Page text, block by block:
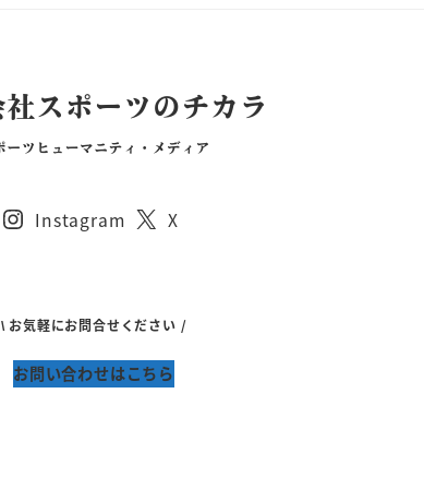
Instagram X
\ お気軽にお問合せください /
お問い合わせはこちら